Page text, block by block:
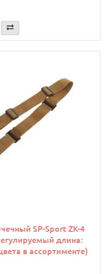
SP-Sport ZK-4
длина:
в ассортименте)